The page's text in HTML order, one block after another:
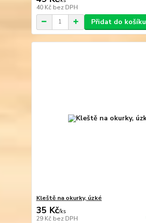
40 Kč bez DPH
Přidat do košíku
Kleště na okurky, úzké
35 Kč/ks
29 Kč bez DPH